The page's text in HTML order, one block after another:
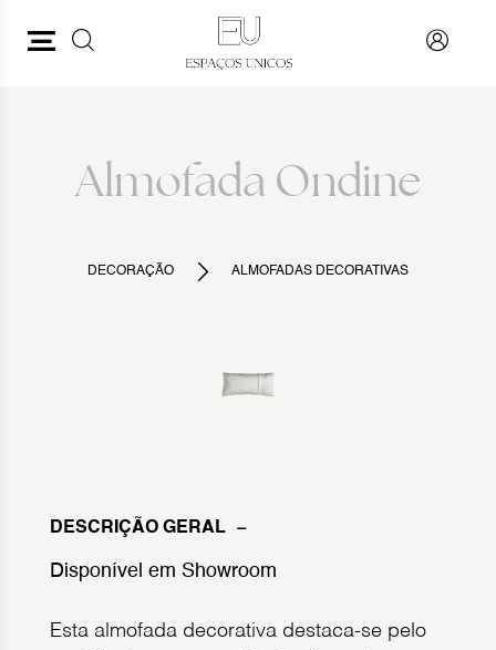
Almofada Ondine
DECORAÇÃO ALMOFADAS DECORATIVAS
DESCRIÇÃO GERAL
Disponível em Showroom
Esta almofada decorativa destaca-se pelo
PESQUISAR